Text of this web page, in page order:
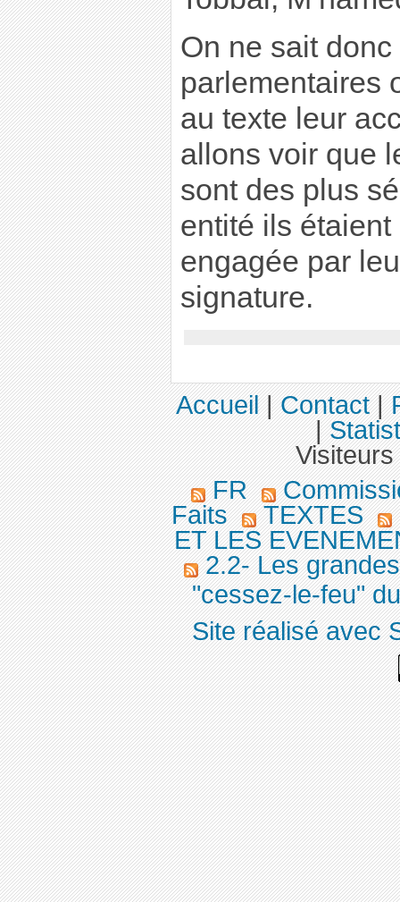
On ne sait
parlementaires
au texte leur
allons voir que
sont des plus
entité ils
engagée par
signature.
Accueil|Contact|
|
FR
Faits
TEXTES
ET LES
2.2- Les
"cessez-le-feu"
Site réalisé avec